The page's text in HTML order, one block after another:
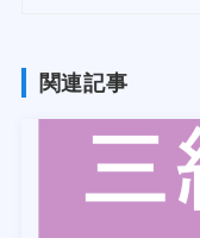
関連記事